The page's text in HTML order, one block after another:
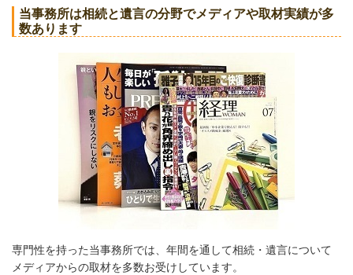
当事務所は相続と遺言の分野でメディアや取材実績が多
数あります
専門性を持った当事務所では、年間を通して相続・遺言について
メディアからの取材を多数お受けしています。